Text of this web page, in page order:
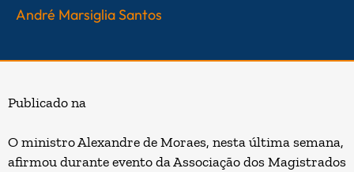
André Marsiglia Santos
Publicado na
O ministro Alexandre de Moraes, nesta última semana,
afirmou durante evento da Associação dos Magistrados